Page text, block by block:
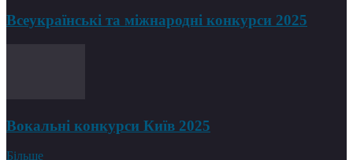
Всеукраїнські та міжнародні конкурси 2025
Вокальні конкурси Київ 2025
Більше